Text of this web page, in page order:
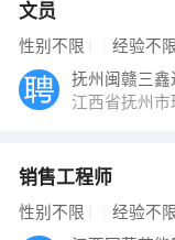
文员
性别不限 经验不
抚州闽赣三鑫
江西省抚州市
销售工程师
性别不限 经验不